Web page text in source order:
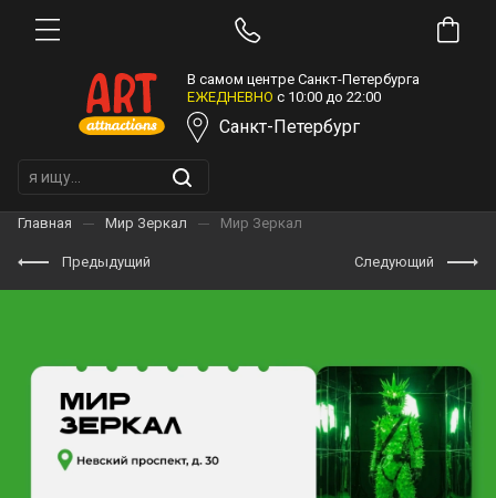
В самом центре Санкт-Петербурга
ЕЖЕДНЕВНО с 10:00 до 22:00
Санкт-Петербург
Главная Мир Зеркал Мир Зеркал
Предыдущий Следующий